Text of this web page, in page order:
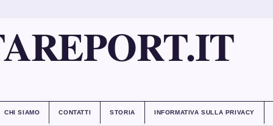
CHI SIAMO CONTATTI STORIA INFORMATIVA SULLA PRIVACY